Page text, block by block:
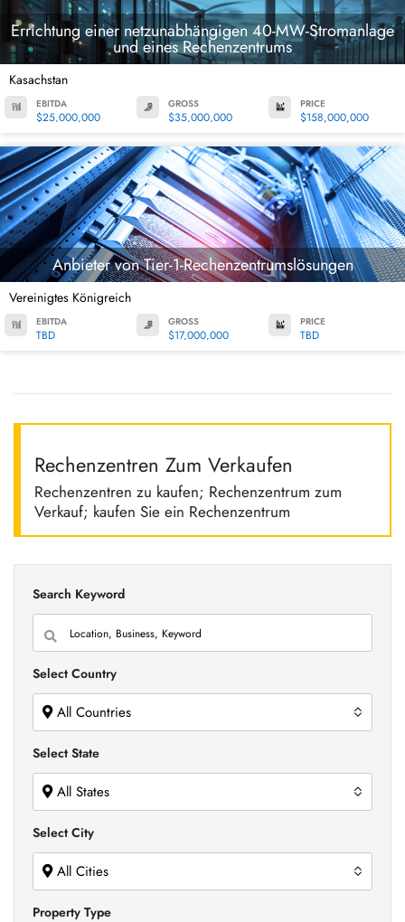
Errichtung einer netzunabhängigen 40-MW-Stromanlage
und eines Rechenzentrums
Kasachstan
EBITDA
$25,000,000
GROSS
$35,000,000
PRICE
$158,000,000
Anbieter von Tier-1-Rechenzentrumslösungen
Vereinigtes Königreich
EBITDA
TBD
GROSS
$17,000,000
PRICE
TBD
Rechenzentren Zum Verkaufen
Rechenzentren zu kaufen; Rechenzentrum zum
Verkauf; kaufen Sie ein Rechenzentrum
Search Keyword
Select Country
All Countries
Select State
All States
Select City
All Cities
Property Type